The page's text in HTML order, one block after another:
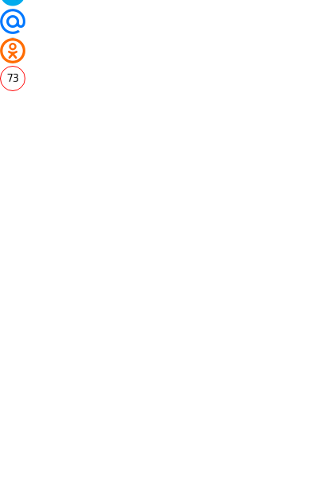
73